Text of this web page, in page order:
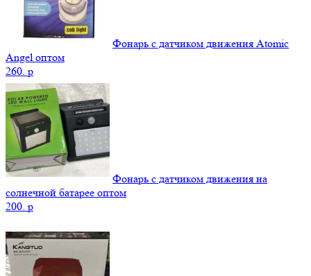
Фонарь с датчиком движения Atomic
Angel оптом
260. p
Фонарь с датчиком движения на
солнечной батарее оптом
200. p